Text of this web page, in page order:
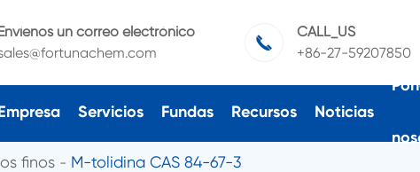
un correo electrónico

CALL_US
+86-27-59207850
Servicios Fundas Recursos Noticias
finos M-tolidina CAS 84-67-3